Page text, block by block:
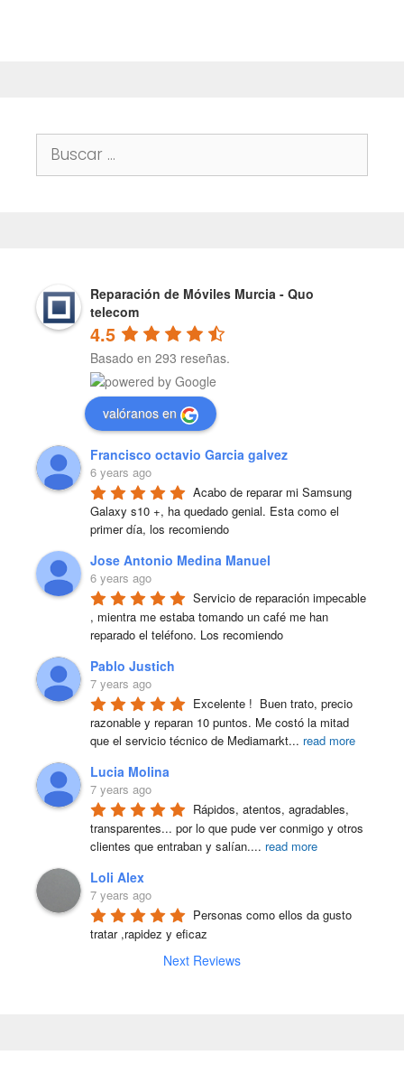
Buscar:
Reparación de Móviles Murcia - Quo
telecom
4.5
Basado en 293 reseñas.
valóranos en
Francisco octavio Garcia galvez
6 years ago
Acabo de reparar mi Samsung
Galaxy s10 +, ha quedado genial. Esta como el
primer día, los recomiendo
Jose Antonio Medina Manuel
6 years ago
Servicio de reparación impecable
, mientra me estaba tomando un café me han
reparado el teléfono. Los recomiendo
Pablo Justich
7 years ago
Excelente !  Buen trato, precio
razonable y reparan 10 puntos. Me costó la mitad
que el servicio técnico de Mediamarkt... read more
Lucia Molina
7 years ago
Rápidos, atentos, agradables,
transparentes... por lo que pude ver conmigo y otros
clientes que entraban y salían.... read more
Loli Alex
7 years ago
Personas como ellos da gusto
tratar ,rapidez y eficaz
Next Reviews